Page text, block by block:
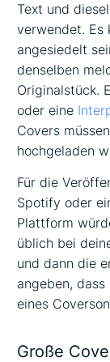
Text und
verwendet. Es
angesiedelt
denselben
Originalstück.
oder eine
Covers
hochgeladen
Für die
Spotify oder
Plattform
üblich bei
und dann die
angeben,
eines
Große